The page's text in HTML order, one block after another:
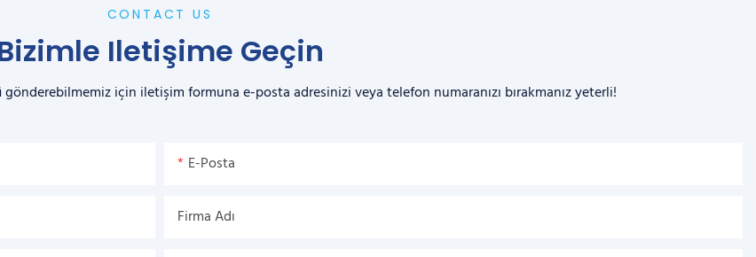
CONTACT US
Iletişime Geçin
için iletişim formuna e-posta adresinizi veya telefon numaranızı bırakmanız yeterli!
E-Posta
Firma Adı